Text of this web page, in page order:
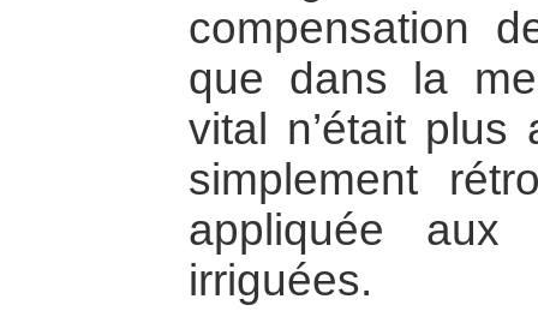
compensation
que dans la
vital n’était plus
simplement
appliquée aux
irriguées.